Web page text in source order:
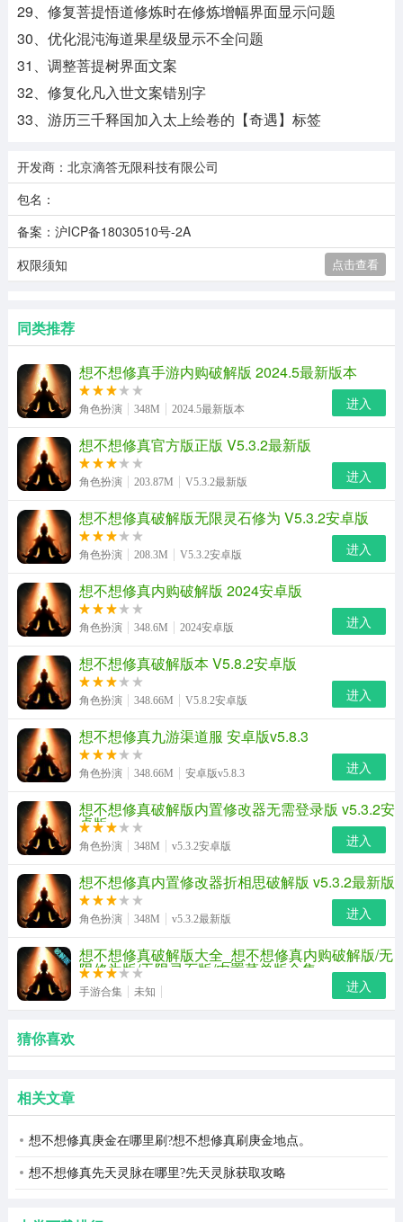
29、修复菩提悟道修炼时在修炼增幅界面显示问题
30、优化混沌海道果星级显示不全问题
31、调整菩提树界面文案
32、修复化凡入世文案错别字
33、游历三千释国加入太上绘卷的【奇遇】标签
开发商：北京滴答无限科技有限公司
包名：
备案：沪ICP备18030510号-2A
权限须知
点击查看
同类推荐
想不想修真手游内购破解版 2024.5最新版本
角色扮演 348M 2024.5最新版本 进入
想不想修真官方版正版 V5.3.2最新版
角色扮演 203.87M V5.3.2最新版 进入
想不想修真破解版无限灵石修为 V5.3.2安卓版
角色扮演 208.3M V5.3.2安卓版 进入
想不想修真内购破解版 2024安卓版
角色扮演 348.6M 2024安卓版 进入
想不想修真破解版本 V5.8.2安卓版
角色扮演 348.66M V5.8.2安卓版 进入
想不想修真九游渠道服 安卓版v5.8.3
角色扮演 348.66M 安卓版v5.8.3 进入
想不想修真破解版内置修改器无需登录版 v5.3.2安
卓版
角色扮演 348M v5.3.2安卓版 进入
想不想修真内置修改器折相思破解版 v5.3.2最新版
角色扮演 348M v5.3.2最新版 进入
想不想修真破解版大全_想不想修真内购破解版/无
限修为版/无限灵石版/内置菜单版合集
手游合集 未知 进入
猜你喜欢
相关文章
想不想修真庚金在哪里刷?想不想修真刷庚金地点。
想不想修真先天灵脉在哪里?先天灵脉获取攻略